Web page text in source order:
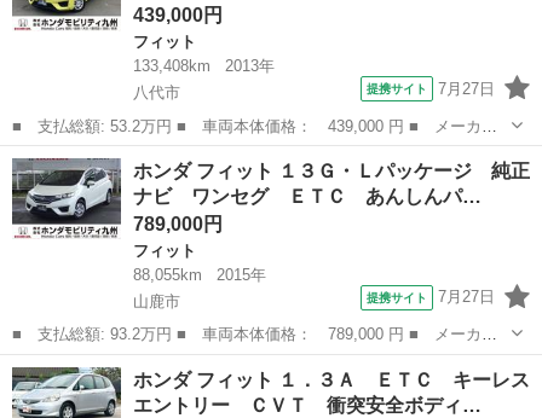
439,000円
フィット
133,408km
2013年
八代市
提携サイト 7月27日
■ 支払総額: 53.2万円 ■ 車両本体価格： 439,000 円 ■ メーカー
名： ホンダ ■ 車種名： フィット ■ グレード名： １３Ｇ・Ｆ
パッケージ 純正ナビ ＥＴＣ バックカメラ マニュアルエアコ
ン 記録簿付 ...
熊本 八代市 フィット
ホンダ フィット １３Ｇ・Ｌパッケージ 純正
ナビ ワンセグ ＥＴＣ あんしんパ…
789,000円
フィット
88,055km
2015年
山鹿市
提携サイト 7月27日
■ 支払総額: 93.2万円 ■ 車両本体価格： 789,000 円 ■ メーカー
名： ホンダ ■ 車種名： フィット ■ グレード名： １３Ｇ・Ｌ
パッケージ 純正ナビ ワンセグ ＥＴＣ あんしんパッケージ ス
マートキープ...
熊本 山鹿市 フィット
ホンダ フィット １．３Ａ ＥＴＣ キーレス
エントリー ＣＶＴ 衝突安全ボディ…